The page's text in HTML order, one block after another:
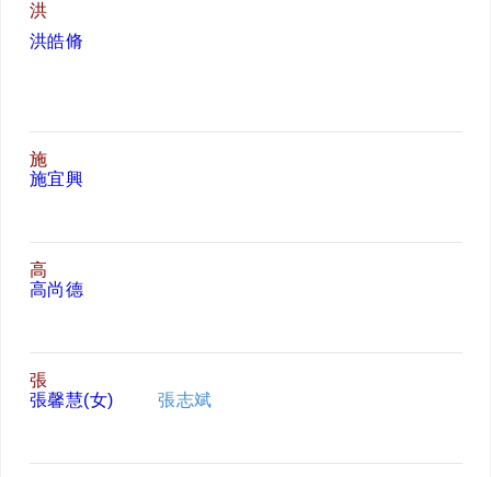
洪
洪皓脩
施
施宜興
高
高尚德
張
張馨慧(女)
張志斌